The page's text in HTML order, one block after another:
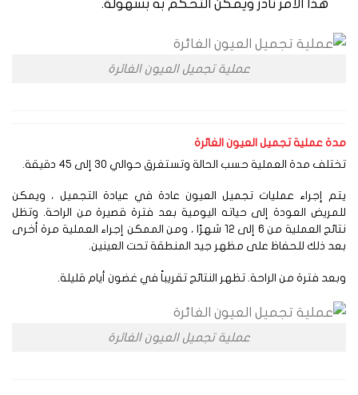
هذا الأمر نادر ويمكن التحكم به بسهولة.
عملية تجميل العيون الغائرة
عملية تجميل العيون الغائرة
مدة العملية حسب الحالة وتستغرق حوالي 30 إلى 45 دقيقة.
إجراء عمليات تجميل العيون عادة في عيادة التجميل ، ويمكن
العودة إلى حياته اليومية بعد فترة قصيرة من الراحة. وتظل
نتائج العملية من 6 إلى 12 شهرًا ، ومن الممكن إجراء العملية مرة أخرى
ذلك للحفاظ على مظهر جيد المنطقة تحت العينين.
فترة من الراحة. تظهر النتائج تقريباً في غضون أيام قليلة.
عملية تجميل العيون الغائرة